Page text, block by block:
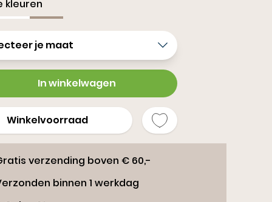
kleuren
je maat
In winkelwagen
Winkelvoorraad
verzending boven € 60,-
binnen 1 werkdag